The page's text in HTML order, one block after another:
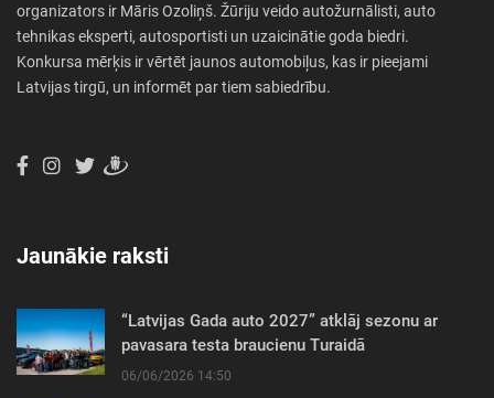
organizators ir Māris Ozoliņš. Žūriju veido autožurnālisti, auto
tehnikas eksperti, autosportisti un uzaicinātie goda biedri.
Konkursa mērķis ir vērtēt jaunos automobiļus, kas ir pieejami
Latvijas tirgū, un informēt par tiem sabiedrību.
Jaunākie raksti
“Latvijas Gada auto 2027” atklāj sezonu ar
pavasara testa braucienu Turaidā
06/06/2026 14:50